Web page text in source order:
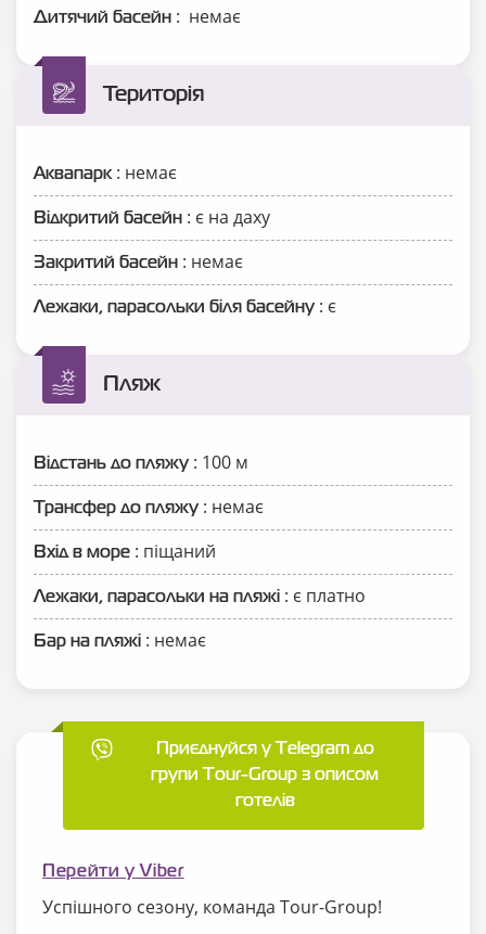
Дитячий басейн : немає
Територія
Аквапарк: немає
Відкритий басейн : є на даху
Закритий басейн : немає
Лежаки, парасольки біля басейну : є
Пляж
Відстань до пляжу : 100 м
Трансфер до пляжу : немає
Вхід в море : піщаний
Лежаки, парасольки на пляжі : є платно
Бар на пляжі : немає
Приєднуйся у Telegram до
групи Tour-Group з описом
готелів
Перейти у Viber
Успішного сезону, команда Tour-Group!